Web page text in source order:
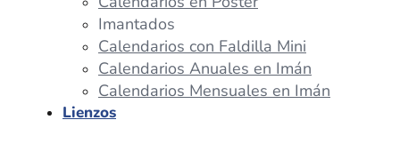
Imantados
Calendarios con Faldilla Mini
Calendarios Anuales en Imán
Calendarios Mensuales en Imán
Lienzos